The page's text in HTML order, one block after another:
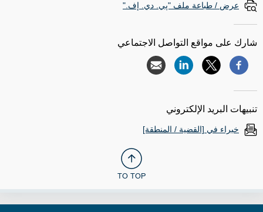
عرض / طباعة ملف "پي. دي. إف."
شارك على مواقع التواصل الاجتماعي
تنبيهات البريد الإلكتروني
خبراء في [القضية / المنطقة]
TO TOP